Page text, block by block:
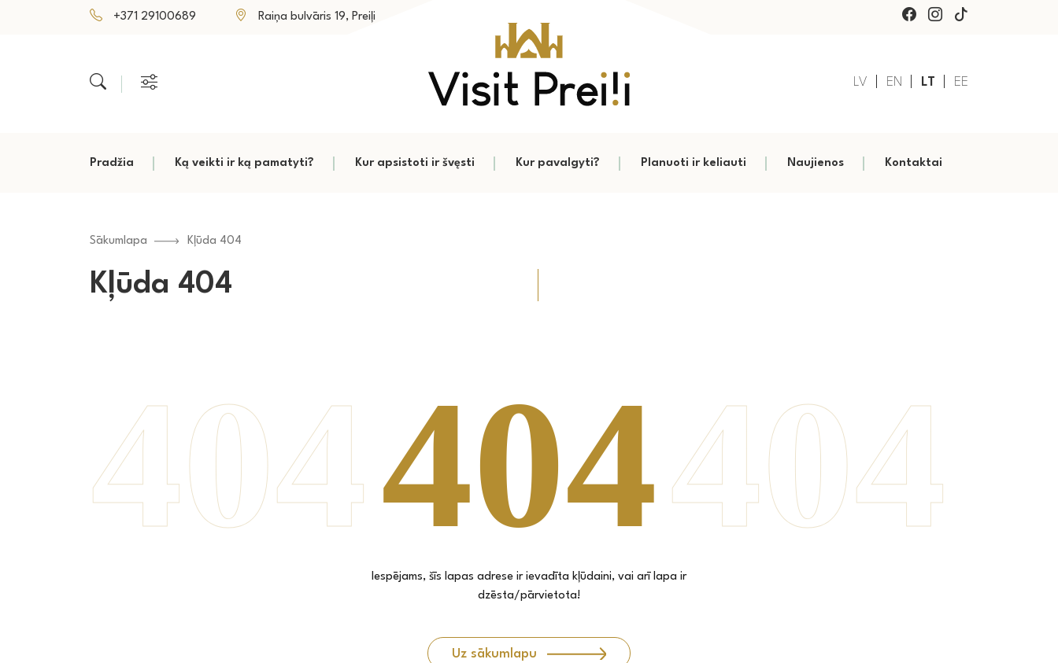
+371 29100689 Raiņa bulvāris 19, Preiļi
LV EN LT EE
Pradžia Ką veikti ir ką pamatyti? Kur apsistoti ir švęsti Kur pavalgyti? Planuoti ir keliauti Naujienos Kontaktai
Sākumlapa Kļūda 404
Kļūda 404
Iespējams, šīs lapas adrese ir ievadīta kļūdaini, vai arī lapa ir
dzēsta/pārvietota!
Uz sākumlapu